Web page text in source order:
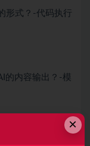
形式？-代码执行
的内容输出？-模
×